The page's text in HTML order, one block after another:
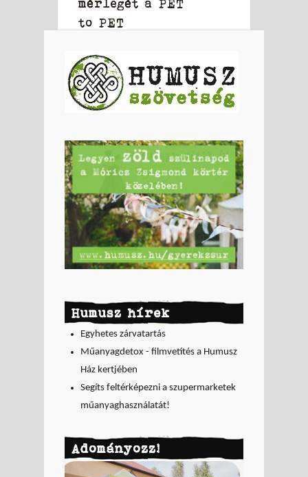
mérlegét a PET
to PET
Humusz hírek
Egyhetes zárvatartás
Műanyagdetox - filmvetítés a Humusz
Ház kertjében
Segíts feltérképezni a szupermarketek
műanyaghasználatát!
Adományozz!